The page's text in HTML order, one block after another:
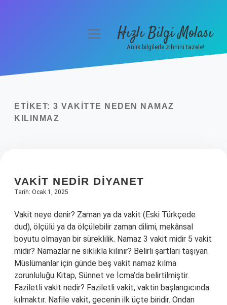
Yasal Uyarı
menüyüHızlı Bilgi Molası
Anlık bilgilerle zihnini tazele!
ETIKET: 3 VAKITTE NEDEN NAMAZ
KILINMAZ
VAKIT NEDIR DIYANET
Tarih: Ocak 1, 2025
Vakit neye denir? Zaman ya da vakit (Eski Türkçede
dud), ölçülü ya da ölçülebilir zaman dilimi, mekânsal
boyutu olmayan bir süreklilik. Namaz 3 vakit midir 5 vakit
midir? Namazlar ne sıklıkla kılınır? Belirli şartları taşıyan
Müslümanlar için günde beş vakit namaz kılma
zorunluluğu Kitap, Sünnet ve İcma’da belirtilmiştir.
Faziletli vakit nedir? Faziletli vakit, vaktin başlangıcında
kılmaktır. Nafile vakit, gecenin ilk üçte biridir. Ondan